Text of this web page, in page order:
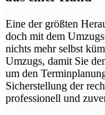
Eine der größten
doch mit dem
nichts mehr selbst
Umzugs, damit Sie
um den
Sicherstellung der
professionell und